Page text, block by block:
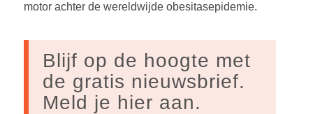
motor achter de wereldwijde obesitasepidemie.
Blijf op de hoogte met
de gratis nieuwsbrief.
Meld je hier aan.